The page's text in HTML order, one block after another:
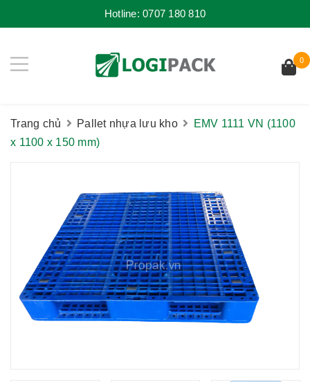
Hotline:0707 180 810
0
Trang chủ Pallet nhựa lưu kho
EMV 1111 VN (1100
x 1100 x 150 mm)